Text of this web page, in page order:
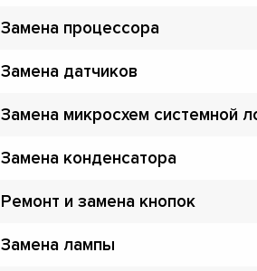
Замена процессора
Замена датчиков
Замена микросхем системной
Замена конденсатора
Ремонт и замена кнопок
Замена лампы